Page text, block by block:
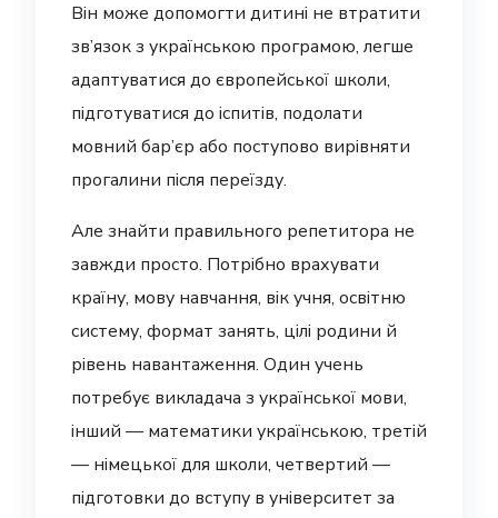
Він може допомогти дитині не втратити
зв’язок з українською програмою, легше
адаптуватися до європейської школи,
підготуватися до іспитів, подолати
мовний бар’єр або поступово вирівняти
прогалини після переїзду.
Але знайти правильного репетитора не
завжди просто. Потрібно врахувати
країну, мову навчання, вік учня, освітню
систему, формат занять, цілі родини й
рівень навантаження. Один учень
потребує викладача з української мови,
інший — математики українською, третій
— німецької для школи, четвертий —
підготовки до вступу в університет за